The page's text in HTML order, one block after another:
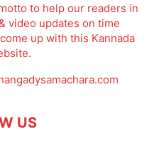
to help our readers in
video updates on time
up with this Kannada
US